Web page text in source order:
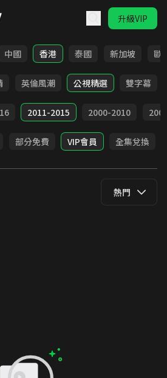
升級VIP
中國 香港 泰國 新加坡 歐
英倫風潮 公視精選 雙字幕
2011-2015 2000-2010
部分免費 VIP會員 全集兌換
熱門